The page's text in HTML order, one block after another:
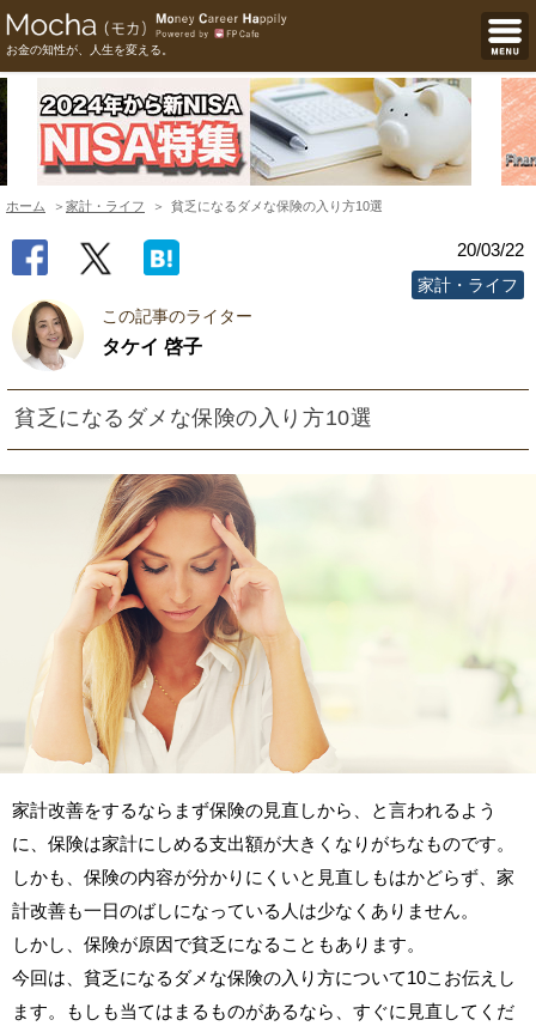
お金の知性が、人生を変える。
ホーム 家計・ライフ 貧乏になるダメな保険の入り方10選
20/03/22
家計・ライフ
この記事のライター
タケイ 啓子
貧乏になるダメな保険の入り方10選
家計改善をするならまず保険の見直しから、と言われるよう
に、保険は家計にしめる支出額が大きくなりがちなものです。
しかも、保険の内容が分かりにくいと見直しもはかどらず、家
計改善も一日のばしになっている人は少なくありません。
しかし、保険が原因で貧乏になることもあります。
今回は、貧乏になるダメな保険の入り方について10こお伝えし
ます。もしも当てはまるものがあるなら、すぐに見直してくだ